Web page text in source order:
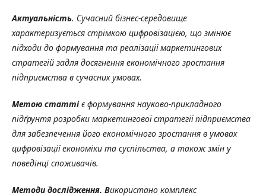
Актуальність. Сучасний бізнес-середовище
характеризується стрімкою цифровізацією, що змінює
підходи до формування та реалізації маркетингових
стратегій задля досягнення економічного зростання
підприємства в сучасних умовах.
Метою статтіє формування науково-прикладного
підґрунтя розробки маркетингової стратегії підприємства
для забезпечення його економічного зростання в умовах
цифровізаціїекономіки та суспільства, а також змін у
поведінці споживачів.
Методи дослідження. Використано комплекс